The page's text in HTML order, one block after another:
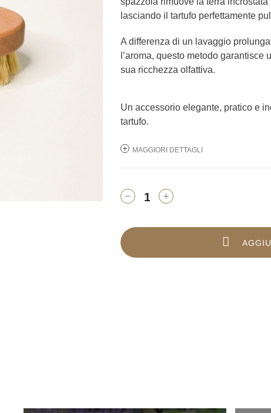
lasciando il tartufo perfettamente
A differenza di un lavaggio
l’aroma, questo metodo
sua ricchezza olfattiva.
Un accessorio elegante, pratico e
tartufo.
MAGGIORI DETTAGLI